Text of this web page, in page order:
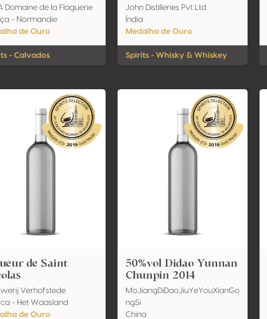
Domaine de la Flaguerie
- Normandie
de Ouro
- Calvados
John Distilleries Pvt Ltd
Índia
Medalha de Ouro
Spirits - Whisky & Whiskey
de Saint
Verhofstede
- Het Waasland
de Ouro
50%vol Didao Yunnan
Chunpin 2014
MoJiangDiDaoJiuYeYouXianGo
ngSi
China